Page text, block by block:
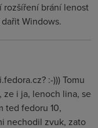
rozšíření brání lenost
Windows.
:-))) Tomu
i ja, lenoch lina, se
ted fedoru 10,
nechodil zvuk, zato